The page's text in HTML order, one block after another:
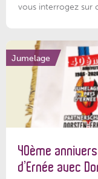
vous interrogez sur
Jumelage
40ème
d’Ernée avec